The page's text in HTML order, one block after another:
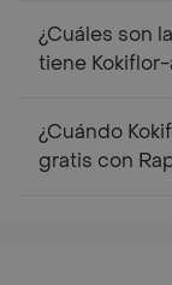
¿Cuáles son
tiene
¿Cuándo
gratis con